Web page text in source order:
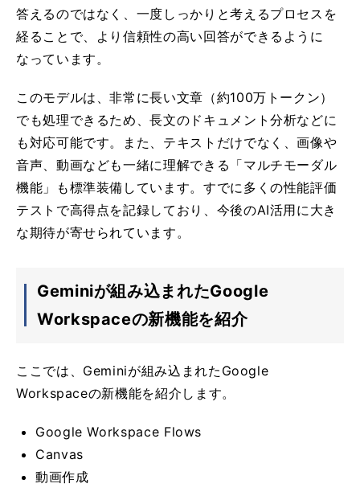
答えるのではなく、一度しっかりと考えるプロセスを
経ることで、より信頼性の高い回答ができるように
なっています。
このモデルは、非常に長い文章（約100万トークン）
でも処理できるため、長文のドキュメント分析などに
も対応可能です。また、テキストだけでなく、画像や
音声、動画なども一緒に理解できる「マルチモーダル
機能」も標準装備しています。すでに多くの性能評価
テストで高得点を記録しており、今後のAI活用に大き
な期待が寄せられています。
Geminiが組み込まれたGoogle
Workspaceの新機能を紹介
ここでは、Geminiが組み込まれたGoogle
Workspaceの新機能を紹介します。
Google Workspace Flows
Canvas
動画作成